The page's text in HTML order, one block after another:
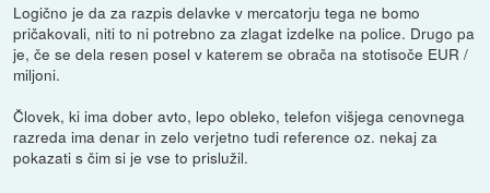
Logično je da za razpis delavke v mercatorju tega ne bomo
pričakovali, niti to ni potrebno za zlagat izdelke na police. Drugo pa
je, če se dela resen posel v katerem se obrača na stotisoče EUR /
miljoni.
Človek, ki ima dober avto, lepo obleko, telefon višjega cenovnega
razreda ima denar in zelo verjetno tudi reference oz. nekaj za
pokazati s čim si je vse to prislužil.